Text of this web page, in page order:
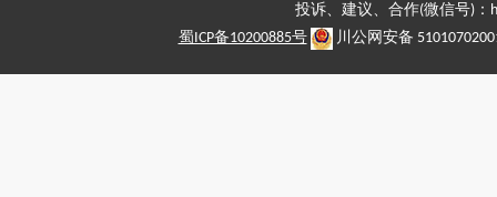
投诉、建议、合作(微信号)
蜀ICP备10200885号
川公网安备